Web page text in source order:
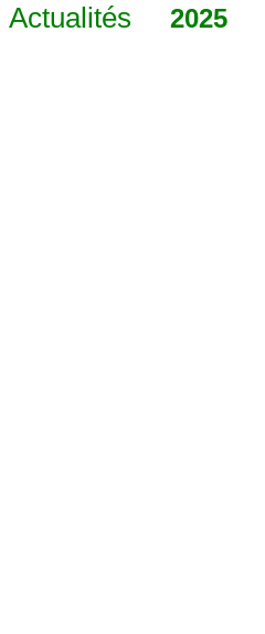
Actualités 2025